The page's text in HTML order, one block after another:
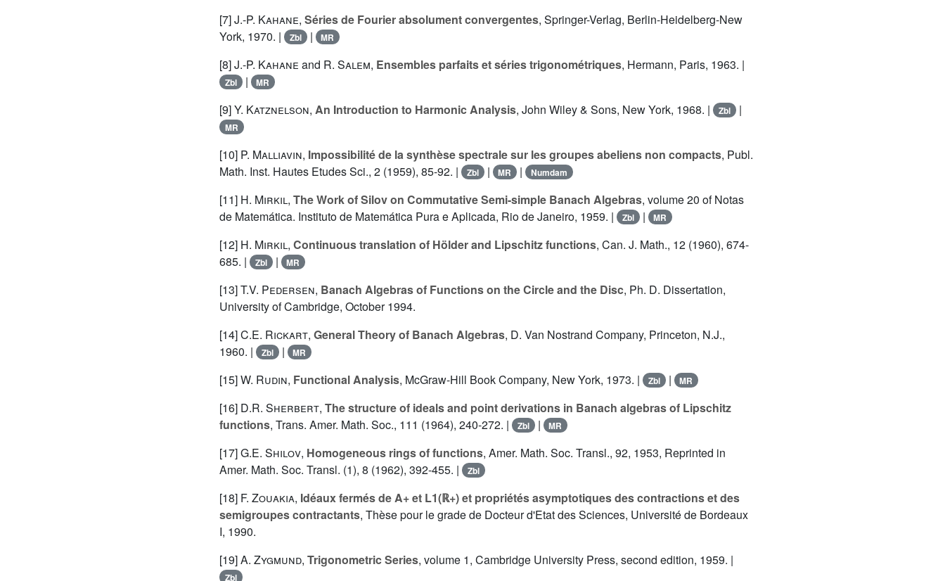
[7]J.-P. Kahane, Séries de Fourier absolument convergentes, Springer-Verlag, Berlin-Heidelberg-New
York, 1970. |
Zbl | MR
[8]J.-P. Kahane and R. Salem, Ensembles parfaits et séries trigonométriques, Hermann, Paris, 1963. |
Zbl | MR
[9]Y. Katznelson, An Introduction to Harmonic Analysis, John Wiley & Sons, New York, 1968. | Zbl |
MR
[10] P. Malliavin, Impossibilité de la synthèse spectrale sur les groupes abeliens non compacts, Publ.
Math. Inst. Hautes Etudes Sci., 2 (1959), 85-92. |
Zbl | MR | Numdam
[11] H. Mirkil, The Work of Silov on Commutative Semi-simple Banach Algebras, volume 20 of Notas
de Matemática. Instituto de Matemática Pura e Aplicada, Rio de Janeiro, 1959. |
Zbl | MR
[12] H. Mirkil, Continuous translation of Hölder and Lipschitz functions, Can. J. Math., 12 (1960), 674-
685. |
Zbl | MR
[13]T.V. Pedersen, Banach Algebras of Functions on the Circle and the Disc, Ph. D. Dissertation,
University of Cambridge, October 1994.
[14]C.E. Rickart, General Theory of Banach Algebras, D. Van Nostrand Company, Princeton, N.J.,
1960. |
Zbl | MR
[15]W. Rudin, Functional Analysis, McGraw-Hill Book Company, New York, 1973. | Zbl | MR
[16] D.R. Sherbert, The structure of ideals and point derivations in Banach algebras of Lipschitz
functions, Trans. Amer. Math. Soc., 111 (1964), 240-272. | Zbl | MR
[17]G.E. Shilov, Homogeneous rings of functions, Amer. Math. Soc. Transl., 92, 1953, Reprinted in
Amer. Math. Soc. Transl. (1), 8 (1962), 392-455. |
Zbl
[18] F. Zouakia, Idéaux fermés de A+ et L1(ℝ+) et propriétés asymptotiques des contractions et des
semigroupes contractants, Thèse pour le grade de Docteur d'Etat des Sciences, Université de Bordeaux
I, 1990.
[19]A. Zygmund, Trigonometric Series, volume 1, Cambridge University Press, second edition, 1959. |
Zbl